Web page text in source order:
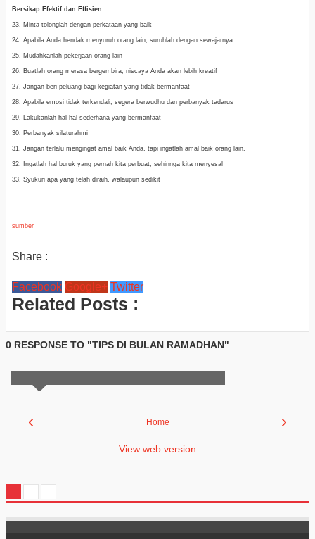
Bersikap Efektif dan Effisien
23. Minta tolonglah dengan perkataan yang baik
24. Apabila Anda hendak menyuruh orang lain, suruhlah dengan sewajarnya
25. Mudahkanlah pekerjaan orang lain
26. Buatlah orang merasa bergembira, niscaya Anda akan lebih kreatif
27. Jangan beri peluang bagi kegiatan yang tidak bermanfaat
28. Apabila emosi tidak terkendali, segera berwudhu dan perbanyak tadarus
29. Lakukanlah hal-hal sederhana yang bermanfaat
30. Perbanyak silaturahmi
31. Jangan terlalu mengingat amal baik Anda, tapi ingatlah amal baik orang lain.
32. Ingatlah hal buruk yang pernah kita perbuat, sehinnga kita menyesal
33. Syukuri apa yang telah diraih, walaupun sedikit
sumber
Share :
Facebook Google+ Twitter
Related Posts :
0 RESPONSE TO "TIPS DI BULAN RAMADHAN"
‹ ›
Home
View web version